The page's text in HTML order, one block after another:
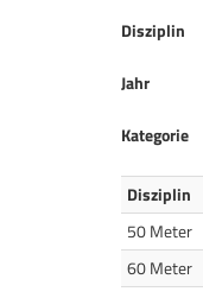
Disziplin
Jahr
Kategorie
Disziplin
50 Meter
60 Meter